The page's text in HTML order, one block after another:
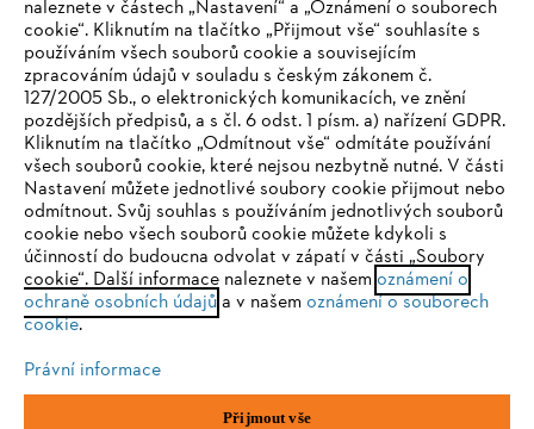
STIHL FAQ
Služby
Ochrana osobních údajů Právní doložka Cookies
IHR BROWSER WIRD NICHT
UNTERSTÜTZT
Sie nutzen einen Browser, den wir noch nicht unterstützen. Für
eine optimale Nutzung unserer Seite empfehlen wir Ihnen, zu
einem der folgenden Browser zu wechseln:
Firefox Chrome
naleznete v částech „Nastavení“ a „Oznámení o souborech
cookie“. Kliknutím na tlačítko „Přijmout vše“ souhlasíte s
používáním všech souborů cookie a souvisejícím
zpracováním údajů v souladu s českým zákonem č.
127/2005 Sb., o elektronických komunikacích, ve znění
pozdějších předpisů, a s čl. 6 odst. 1 písm. a) nařízení GDPR.
Kliknutím na tlačítko „Odmítnout vše“ odmítáte používání
všech souborů cookie, které nejsou nezbytně nutné. V části
Nastavení můžete jednotlivé soubory cookie přijmout nebo
odmítnout. Svůj souhlas s používáním jednotlivých souborů
cookie nebo všech souborů cookie můžete kdykoli s
účinností do budoucna odvolat v zápatí v části „Soubory
cookie“. Další informace naleznete v našem oznámení o
ochraně osobních údajůa v našem oznámení o souborech
cookie.
Právní informace
Přijmout vše